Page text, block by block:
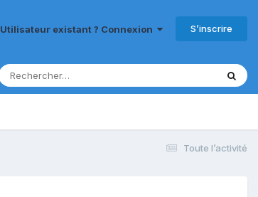
Utilisateur existant ? Connexion S’inscrire
Toute l’activité